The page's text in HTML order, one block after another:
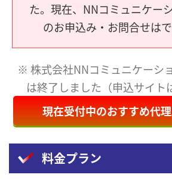
た。現在、NNコミュニケー
のお申込み・お問合せはで
※ 株式会社NNコミュニケーシ
は終了しました（申込サイト
現在受付中のおすすめ代
料金プラン